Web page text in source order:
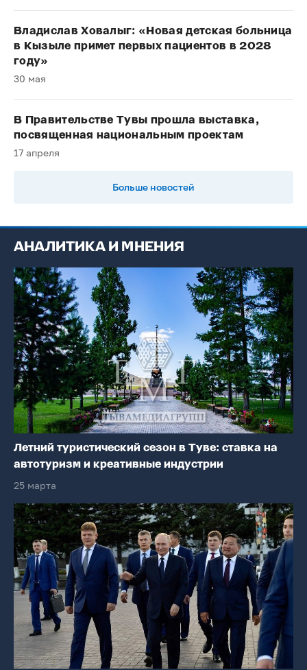
Владислав Ховалыг: «Новая детская больница
в Кызыле примет первых пациентов в 2028
году»
30 мая
В Правительстве Тувы прошла выставка,
посвященная национальным проектам
17 апреля
Больше новостей
АНАЛИТИКА И МНЕНИЯ
Летний туристический сезон в Туве: ставка на
автотуризм и креативные индустрии
25 марта